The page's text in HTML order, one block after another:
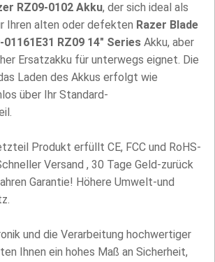
RZ09-0102 Akku, der sich ideal als
Ihren alten oder defekten Razer Blade
01161E31 RZ09 14" Series Akku, aber
Ersatzakku für unterwegs eignet. Die
Laden des Akkus erfolgt wie
über Ihr Standard-
Produkt erfüllt CE, FCC und RoHS-
Versand , 30 Tage Geld-zurück
Garantie! Höhere Umwelt-und
und die Verarbeitung hochwertiger
Ihnen ein hohes Maß an Sicherheit,